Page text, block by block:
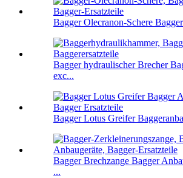
Bagger Olecranon-Schere
Bagger hydraulischer Brecher
exc...
Bagger Lotus Greifer
Bagger Brechzange Bagger
...